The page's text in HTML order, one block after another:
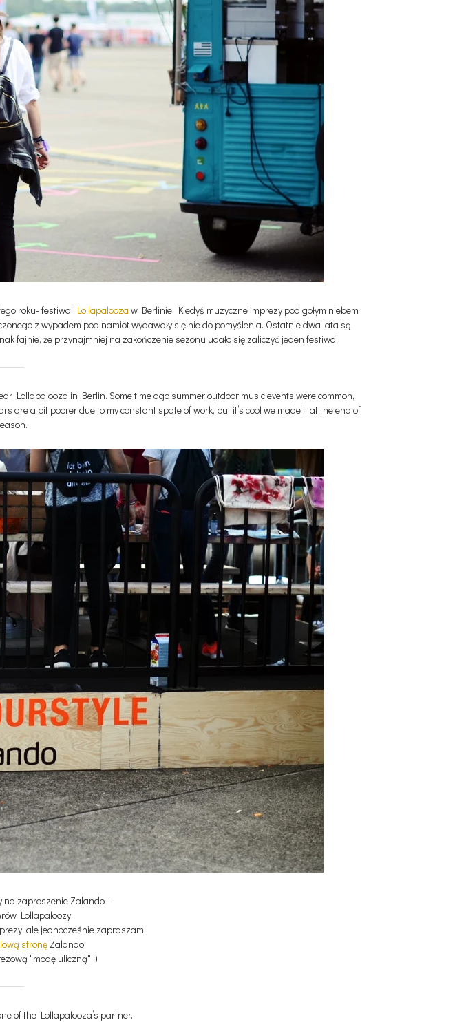
roku- festiwal Lollapalooza w Berlinie. Kiedyś muzyczne imprezy pod gołym niebem
z wypadem pod namiot wydawały się nie do pomyślenia. Ostatnie dwa lata są
fajnie, że przynajmniej na zakończenie sezonu udało się zaliczyć jeden festiwal.
Lollapalooza in Berlin. Some time ago summer outdoor music events were common,
are a bit poorer due to my constant spate of work, but it’s cool we made it at the end of
na zaproszenie Zalando -
Lollapaloozy.
ale jednocześnie zapraszam
stronę Zalando,
"modę uliczną" :)
of the Lollapalooza’s partner.